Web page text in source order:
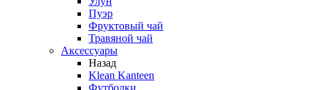
Пуэр
Фруктовый чай
Травяной чай
Аксессуары
Назад
Klean Kanteen
Футболки